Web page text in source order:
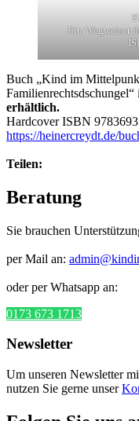
Ein Wegweiser
Buch „Kind im
Familienrechtsdschungel“
erhältlich.
Hardcover ISBN
https://heinercreydt.de/
Teilen:
Beratung
Sie brauchen
per Mail an:
oder per Whatsapp an:
0173 673 1713
Newsletter
Um unseren Newsletter
nutzen Sie gerne unser